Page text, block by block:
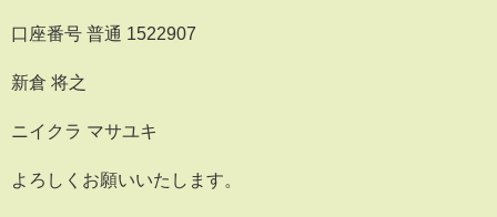
口座番号 普通 1522907
新倉 将之
ニイクラ マサユキ
よろしくお願いいたします。